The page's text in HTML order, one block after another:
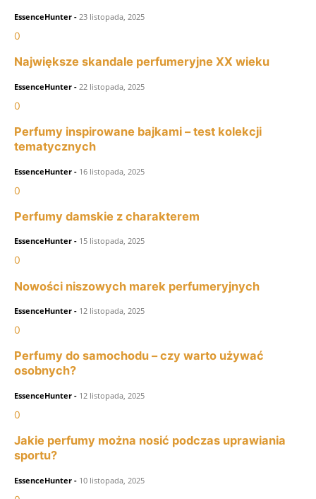
EssenceHunter - 23 listopada, 2025
0
Największe skandale perfumeryjne XX wieku
EssenceHunter - 22 listopada, 2025
0
Perfumy inspirowane bajkami – test kolekcji
tematycznych
EssenceHunter - 16 listopada, 2025
0
Perfumy damskie z charakterem
EssenceHunter - 15 listopada, 2025
0
Nowości niszowych marek perfumeryjnych
EssenceHunter - 12 listopada, 2025
0
Perfumy do samochodu – czy warto używać
osobnych?
EssenceHunter - 12 listopada, 2025
0
Jakie perfumy można nosić podczas uprawiania
sportu?
EssenceHunter - 10 listopada, 2025